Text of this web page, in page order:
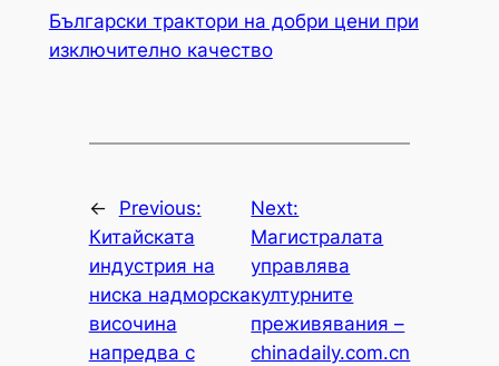
Български трактори на добри цени при
изключително качество
←
Previous:
Китайската
индустрия на
ниска надморска
височина
напредва с
Next:
Магистралата
управлява
културните
преживявания –
chinadaily.com.cn